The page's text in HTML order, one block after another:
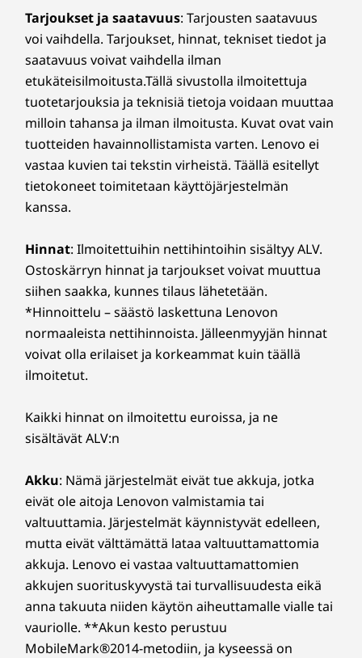
Tarjoukset ja saatavuus: Tarjousten saatavuus
voi vaihdella. Tarjoukset, hinnat, tekniset tiedot ja
saatavuus voivat vaihdella ilman
etukäteisilmoitusta.Tällä sivustolla ilmoitettuja
tuotetarjouksia ja teknisiä tietoja voidaan muuttaa
milloin tahansa ja ilman ilmoitusta. Kuvat ovat vain
tuotteiden havainnollistamista varten. Lenovo ei
vastaa kuvien tai tekstin virheistä. Täällä esitellyt
tietokoneet toimitetaan käyttöjärjestelmän
kanssa.
Hinnat: Ilmoitettuihin nettihintoihin sisältyy ALV.
Ostoskärryn hinnat ja tarjoukset voivat muuttua
siihen saakka, kunnes tilaus lähetetään.
*Hinnoittelu – säästö laskettuna Lenovon
normaaleista nettihinnoista. Jälleenmyyjän hinnat
voivat olla erilaiset ja korkeammat kuin täällä
ilmoitetut.
Kaikki hinnat on ilmoitettu euroissa, ja ne
sisältävät ALV:n
Akku: Nämä järjestelmät eivät tue akkuja, jotka
eivät ole aitoja Lenovon valmistamia tai
valtuuttamia. Järjestelmät käynnistyvät edelleen,
mutta eivät välttämättä lataa valtuuttamattomia
akkuja. Lenovo ei vastaa valtuuttamattomien
akkujen suorituskyvystä tai turvallisuudesta eikä
anna takuuta niiden käytön aiheuttamalle vialle tai
vauriolle. **Akun kesto perustuu
MobileMark®2014-metodiin, ja kyseessä on